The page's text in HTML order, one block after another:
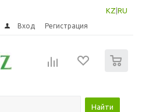
KZ RU
Вход Регистрация
Найти